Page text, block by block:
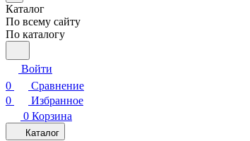
Каталог
По всему сайту
По каталогу
Войти
0
Сравнение
0
Избранное
0 Корзина
Каталог